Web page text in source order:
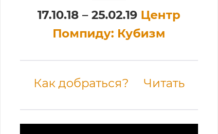
17.10.18 – 25.02.19 Центр
Помпиду: Кубизм
Как добраться? Читать